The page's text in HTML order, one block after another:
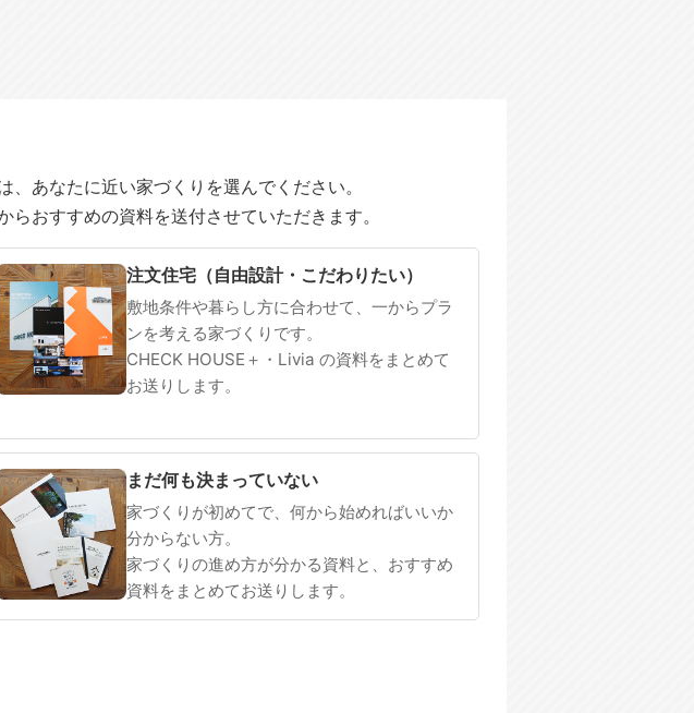
、あなたに近い家づくりを選んでください。
らおすすめの資料を送付させていただきます。
ない
注文住宅（自由設計・こだわりたい）
敷地条件や暮らし方に合わせて、一からプラ
ンを考える家づくりです。
CHECK HOUSE＋・Livia の資料をまとめて
お送りします。
まだ何も決まっていない
家づくりが初めてで、何から始めればいいか
分からない方。
家づくりの進め方が分かる資料と、おすすめ
資料をまとめてお送りします。